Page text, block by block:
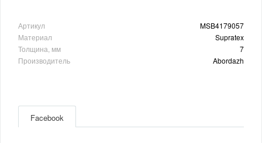
Артикул
MSB4179057
Материал
Supratex
Толщина, мм
7
Производитель
Abordazh
Facebook